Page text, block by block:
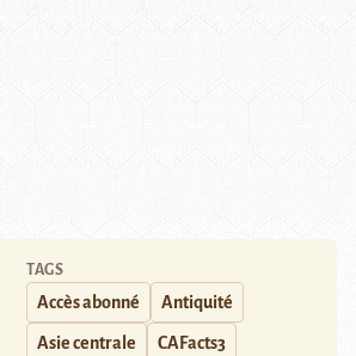
TAGS
Accès abonné Antiquité
Asie centrale CAFacts3